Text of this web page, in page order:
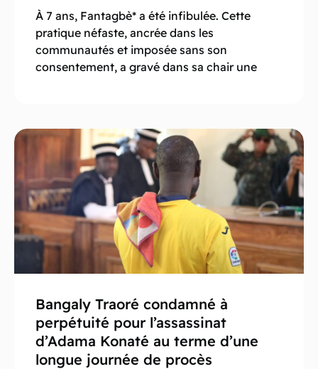
À 7 ans, Fantagbè* a été infibulée. Cette
pratique néfaste, ancrée dans les
communautés et imposée sans son
consentement, a gravé dans sa chair une
Bangaly Traoré condamné à
perpétuité pour l’assassinat
d’Adama Konaté au terme d’une
longue journée de procès